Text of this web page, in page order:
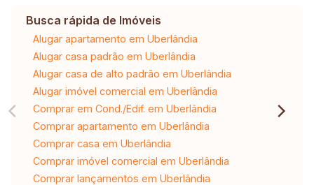
Busca rápida de Imóveis
Alugar apartamento em Uberlândia
Alugar casa padrão em Uberlândia
Alugar casa de alto padrão em Uberlândia
Alugar imóvel comercial em Uberlândia
Comprar em Cond./Edif. em Uberlândia
Comprar apartamento em Uberlândia
Comprar casa em Uberlândia
Comprar imóvel comercial em Uberlândia
Comprar lançamentos em Uberlândia